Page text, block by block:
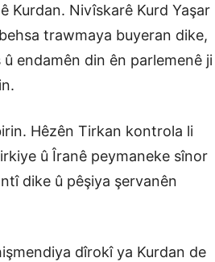
Kurdan. Nivîskarê Kurd Yaşar
trawmaya buyeran dike,
endamên din ên parlemenê ji
Hêzên Tirkan kontrola li
û Îranê peymaneke sînor
dike û pêşiya şervanên
dîrokî ya Kurdan de